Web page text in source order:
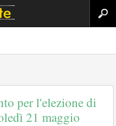
per l'elezione di
21 maggio